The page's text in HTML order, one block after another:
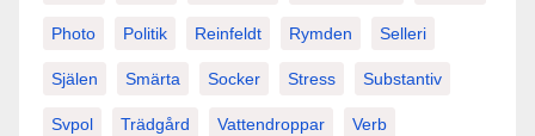
Photo Politik Reinfeldt Rymden Selleri
Själen Smärta Socker Stress Substantiv
Svpol Trädgård Vattendroppar Verb